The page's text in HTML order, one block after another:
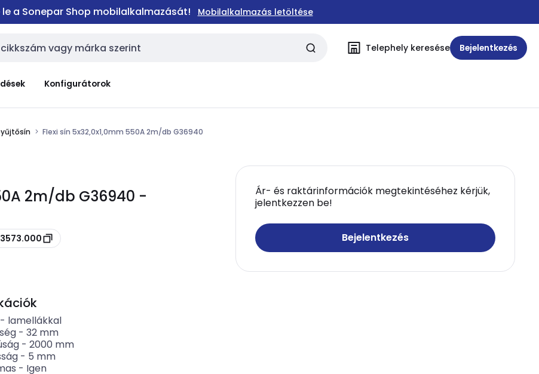
le a Sonepar Shop mobilalkalmazását! Mobilalkalmazás letöltése
Telephely keresése Bejelentkezés
Konfigurátorok
Flexi sín 5x32,0x1,0mm 550A 2m/db G36940
2m/db G36940 -
Ár- és raktárinformációk megtekintéséhez kérjük,
jelentkezzen be!
Bejelentkezés
lamellákkal
- 32 mm
- 2000 mm
- 5 mm
- Igen